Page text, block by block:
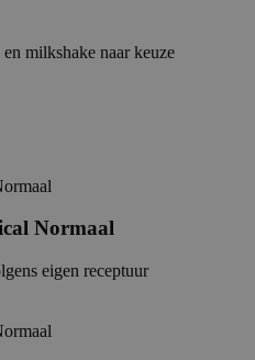
milkshake naar keuze
Normaal
eigen receptuur